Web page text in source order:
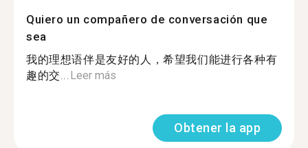
Quiero un compañero de conversación que
sea
我的理想语伴是友好的人，希望我们能进行各种有
趣的交...Leer más
Obtener la app